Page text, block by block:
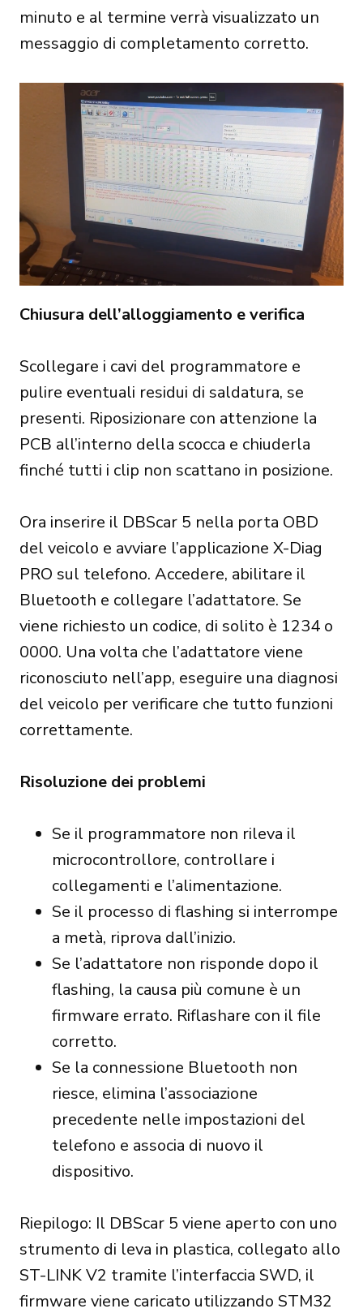
minuto e al termine verrà visualizzato un
messaggio di completamento corretto.
Chiusura dell’alloggiamento e verifica
Scollegare i cavi del programmatore e
pulire eventuali residui di saldatura, se
presenti. Riposizionare con attenzione la
PCB all’interno della scocca e chiuderla
finché tutti i clip non scattano in posizione.
Ora inserire il DBScar 5 nella porta OBD
del veicolo e avviare l’applicazione X-Diag
PRO sul telefono. Accedere, abilitare il
Bluetooth e collegare l’adattatore. Se
viene richiesto un codice, di solito è 1234 o
0000. Una volta che l’adattatore viene
riconosciuto nell’app, eseguire una diagnosi
del veicolo per verificare che tutto funzioni
correttamente.
Risoluzione dei problemi
Se il programmatore non rileva il
microcontrollore, controllare i
collegamenti e l’alimentazione.
Se il processo di flashing si interrompe
a metà, riprova dall’inizio.
Se l’adattatore non risponde dopo il
flashing, la causa più comune è un
firmware errato. Riflashare con il file
corretto.
Se la connessione Bluetooth non
riesce, elimina l’associazione
precedente nelle impostazioni del
telefono e associa di nuovo il
dispositivo.
Riepilogo: Il DBScar 5 viene aperto con uno
strumento di leva in plastica, collegato allo
ST-LINK V2 tramite l’interfaccia SWD, il
firmware viene caricato utilizzando STM32